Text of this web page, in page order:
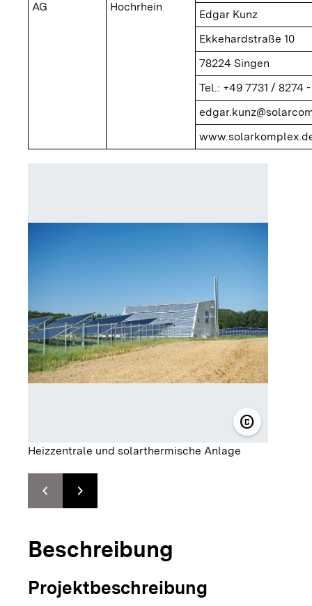
AG
Hochrhein
Edgar Kunz
Ekkehardstraße 10
78224 Singen
Tel.: +49 7731 / 8274 -
copyright
©
Heizzentrale und solarthermische Anlage
chevron_leftZur vorhergehenden Folie springen
chevron_rightZur nächsten Folie springen
Beschreibung
Projektbeschreibung